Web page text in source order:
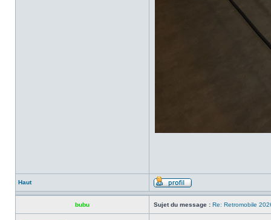
Haut
bubu Sujet du message : Re: Retromobile